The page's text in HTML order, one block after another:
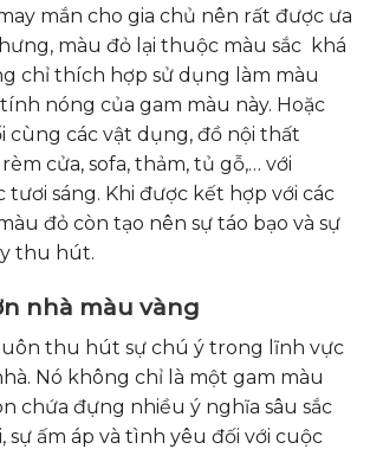
mắn cho gia chủ nên rất được ưa
màu đỏ lại thuộc màu sắc khá
chỉ thích hợp sử dụng làm màu
nóng của gam màu này. Hoặc
cùng các vật dụng, đồ nội thất
cửa, sofa, thảm, tủ gỗ,… với
tươi sáng. Khi được kết hợp với các
đỏ còn tạo nên sự táo bạo và sự
thu hút.
nhà màu vàng
thu hút sự chú ý trong lĩnh vực
Nó không chỉ là một gam màu
chứa đựng nhiều ý nghĩa sâu sắc
sự ấm áp và tình yêu đối với cuộc